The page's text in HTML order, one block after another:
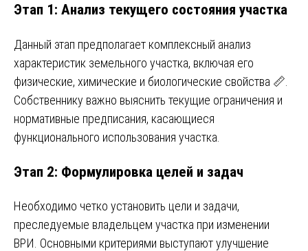
Этап 1: Анализ текущего состояния участка
Данный этап предполагает комплексный анализ
характеристик земельного участка, включая его
физические, химические и биологические свойства 📏.
Собственнику важно выяснить текущие ограничения и
нормативные предписания, касающиеся
функционального использования участка.
Этап 2: Формулировка целей и задач
Необходимо четко установить цели и задачи,
преследуемые владельцем участка при изменении
ВРИ. Основными критериями выступают улучшение